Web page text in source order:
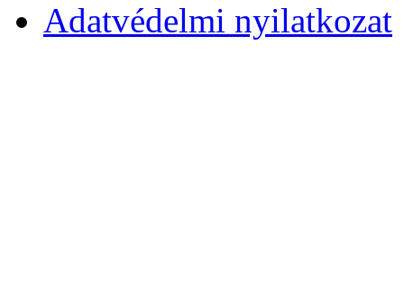
Adatvédelmi nyilatkozat